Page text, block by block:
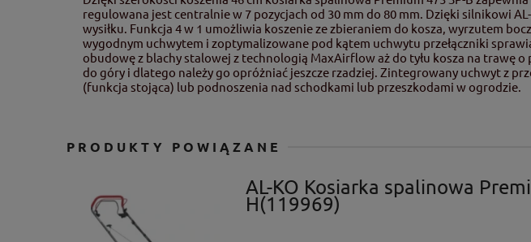
regulowana jest centralnie w 7 pozycjach od 30 mm do 80 mm. Dzięki silnikowi
wysiłku. Funkcja 4 w 1 umożliwia koszenie ze zbieraniem do kosza, wyrzutem
wygodnym uchwytem i zoptymalizowane pod kątem uchwytu przełączniki
obudowę z blachy stalowej z technologią MaxAirflow aż do tyłu kosza na trawę
do góry i dlatego należy go opróżniać jeszcze rzadziej. Zintegrowany uchwyt z
(funkcja stojąca) lub podnoszenia nad schodkami lub przeszkodami w ogrodzie.
PRODUKTY POWIĄZANE
AL-KO Kosiarka spalinowa
H(119969)